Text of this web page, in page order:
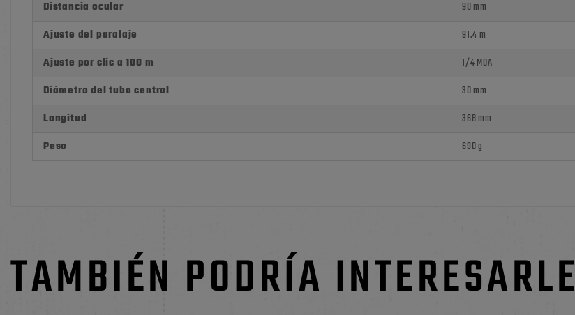
Distancia ocular
90 mm
Ajuste del paralaje
91.4 m
Ajuste por clic a 100 m
1/4 MOA
Diámetro del tubo central
30 mm
Longitud
368 mm
Peso
690 g
TAMBIÉN PODRÍA INTERESARLE